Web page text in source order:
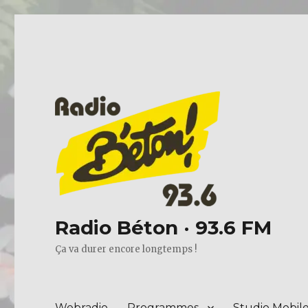
Radio Béton · 93.6 FM
Ça va durer encore longtemps !